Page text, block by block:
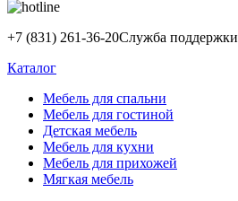
+7 (831) 261-36-20Служба поддержки
Каталог
Мебель для спальни
Мебель для гостиной
Детская мебель
Мебель для кухни
Мебель для прихожей
Мягкая мебель